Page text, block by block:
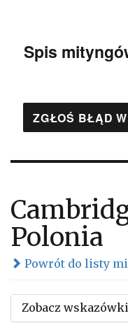
Spis
ZGŁOŚ BŁĄD
Polonia
Powrót do listy
Zobacz